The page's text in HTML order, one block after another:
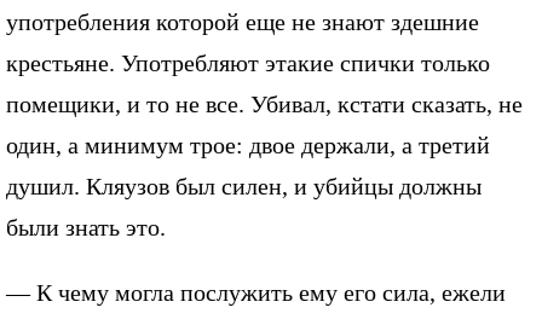
употребления которой еще не знают здешние
крестьяне. Употребляют этакие спички только
помещики, и то не все. Убивал, кстати сказать, не
один, а минимум трое: двое держали, а третий
душил. Кляузов был силен, и убийцы должны
были знать это.
— К чему могла послужить ему его сила, ежели